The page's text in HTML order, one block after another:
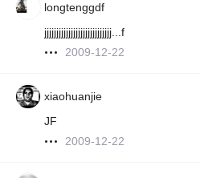
longtenggdf
jjjjjjjjjjjjjjjjjjjjjjjjjjjj...f
2009-12-22
xiaohuanjie
JF
2009-12-22